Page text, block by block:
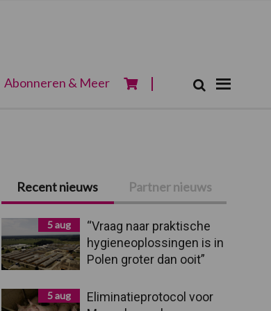
Abonneren & Meer Zoek
Primaire
Sidebar
Recent nieuws Partner nieuws
5 aug
“Vraag naar praktische
hygieneoplossingen is in
Polen groter dan ooit”
5 aug
Eliminatieprotocol voor